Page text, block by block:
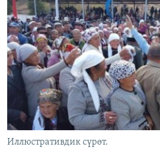
ЭЖЕ-СИҢДИЛЕР
АЗАТТЫК+
ЫҢГАЙСЫЗ СУРООЛОР
ОНЛАЙН ШЕРИНЕ
ЭЕ/АРнун бардык сайттары
Иллюстративдик сүрөт.